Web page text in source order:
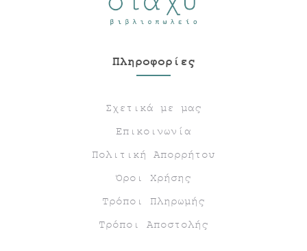
Πληροφορίες
Σχετικά με μας
Επικοινωνία
Πολιτική Απορρήτου
Όροι Χρήσης
Τρόποι Πληρωμής
Τρόποι Αποστολής